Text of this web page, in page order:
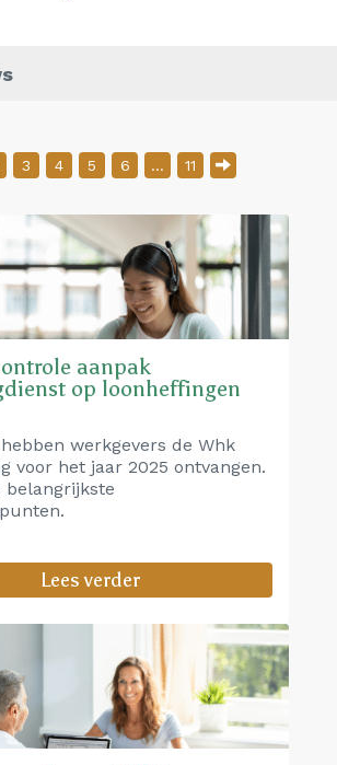
paginering
3 4 5 6 … 11
aanpak
op loonheffingen
werkgevers de Whk
voor het jaar 2025 ontvangen.
belangrijkste
Lees verder